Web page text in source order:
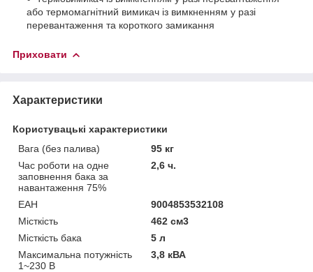
або термомагнітний вимикач із вимкненням у разі
перевантаження та короткого замикання
Приховати
Характеристики
Користувацькі характеристики
Вага (без палива)
95 кг
Час роботи на одне
заповнення бака за
навантаження 75%
2,6 ч.
ЕАН
9004853532108
Місткість
462 см3
Місткість бака
5 л
Максимальна потужність
1~230 В
3,8 кВА